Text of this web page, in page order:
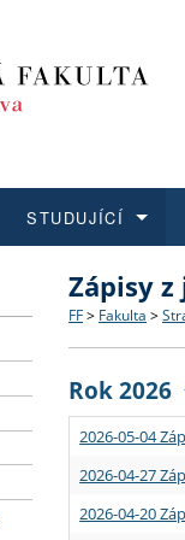
Struktura
Strategie
Podpora
Co
Učitelské
STUDUJÍCÍ
Rigorózní
O vědě a
Granty a
Aktuální
Zápisy
FF > Fakulta >
Rok 2026
2026-05-04
2026-04-27
2026-04-20